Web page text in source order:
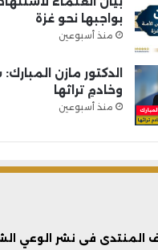
بواجبها نحو غزة
منذ أسبوعين
الدكتور مازن
وخادمِ تراثها
منذ أسبوعين
المنتدى فى نشر الوعي